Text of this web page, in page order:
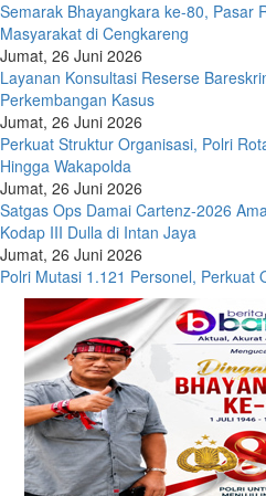
Semarak Bhayangkara ke-80, Pasar
Masyarakat di Cengkareng
Jumat, 26 Juni 2026
Layanan Konsultasi Reserse
Perkembangan Kasus
Jumat, 26 Juni 2026
Perkuat Struktur Organisasi, Polri
Hingga Wakapolda
Jumat, 26 Juni 2026
Satgas Ops Damai Cartenz-2026
Kodap III Dulla di Intan Jaya
Jumat, 26 Juni 2026
Polri Mutasi 1.121 Personel, Perkuat